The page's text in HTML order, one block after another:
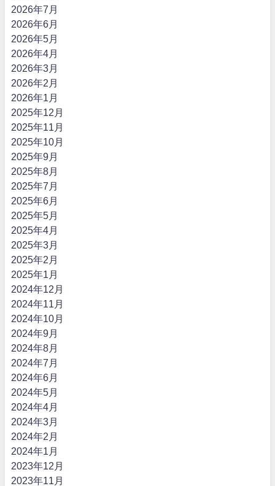
2026年7月
2026年6月
2026年5月
2026年4月
2026年3月
2026年2月
2026年1月
2025年12月
2025年11月
2025年10月
2025年9月
2025年8月
2025年7月
2025年6月
2025年5月
2025年4月
2025年3月
2025年2月
2025年1月
2024年12月
2024年11月
2024年10月
2024年9月
2024年8月
2024年7月
2024年6月
2024年5月
2024年4月
2024年3月
2024年2月
2024年1月
2023年12月
2023年11月